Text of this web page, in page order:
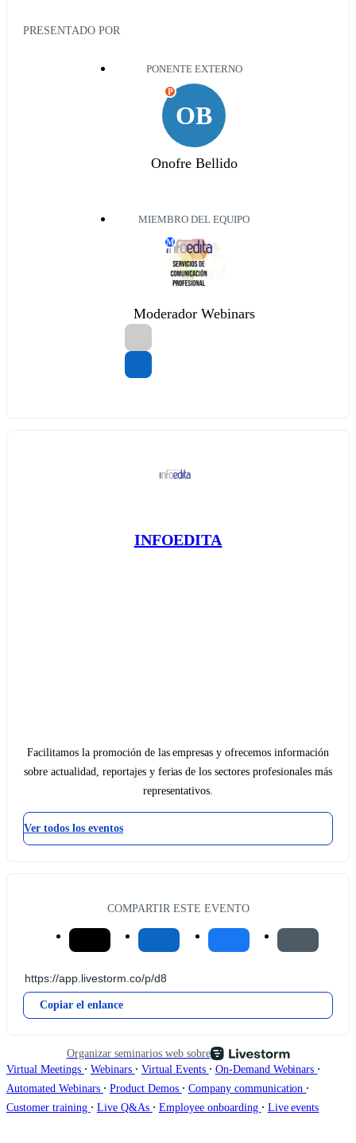
PRESENTADO POR
PONENTE EXTERNO
OB
P
Onofre Bellido
MIEMBRO DEL EQUIPO
M
Moderador Webinars
INFOEDITA
Facilitamos la promoción de las empresas y ofrecemos información
sobre actualidad, reportajes y ferias de los sectores profesionales más
representativos.
Ver todos los eventos
COMPARTIR ESTE EVENTO
Copiar el enlance
Organizar seminarios web sobre
Virtual Meetings ∙ Webinars ∙ Virtual Events ∙ On-Demand Webinars ∙
Automated Webinars ∙ Product Demos ∙ Company communication ∙
Customer training ∙ Live Q&As ∙ Employee onboarding ∙ Live events